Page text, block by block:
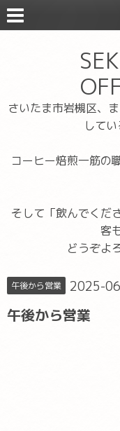
さいたま市岩槻区、
して
コーヒー焙煎一筋の
そして「飲んでくだ
客
どうぞよ
午後から営業 2025-
午後から営業